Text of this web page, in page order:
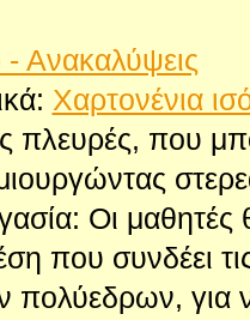
- Ανακαλύψεις
Χαρτονένια
πλευρές, που
Οι
που συνδέει
πολύεδρων, για